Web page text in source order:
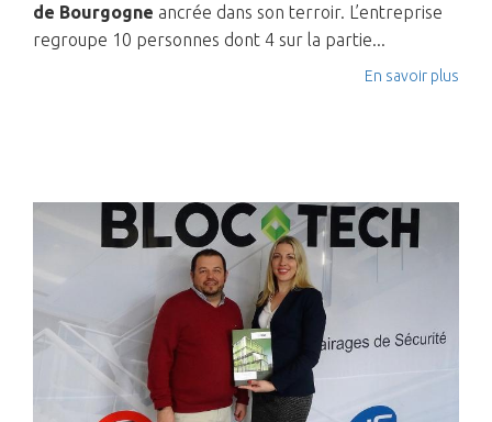
de Bourgogne ancrée dans son terroir. L’entreprise
regroupe 10 personnes dont 4 sur la partie...
En savoir plus